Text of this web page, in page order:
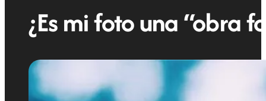
¿Es mi foto una “obra